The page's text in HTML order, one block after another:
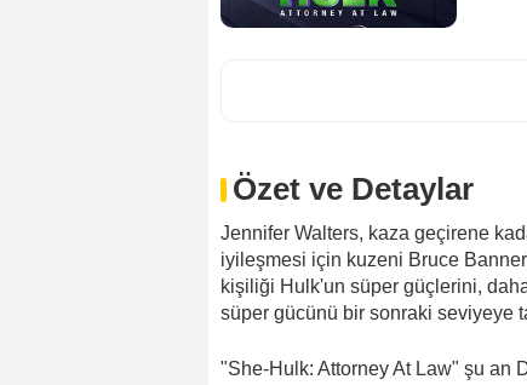
Özet ve Detaylar
Jennifer Walters, kaza geçirene
iyileşmesi için kuzeni Bruce
kişiliği Hulk'un süper güçlerini,
süper gücünü bir sonraki seviyeye
"She-Hulk: Attorney At Law" şu an